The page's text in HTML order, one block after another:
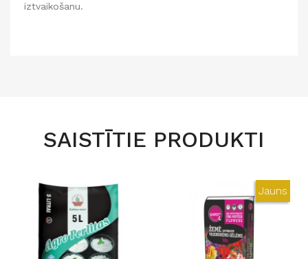
iztvaikošanu.
SAISTĪTIE PRODUKTI
Jauns